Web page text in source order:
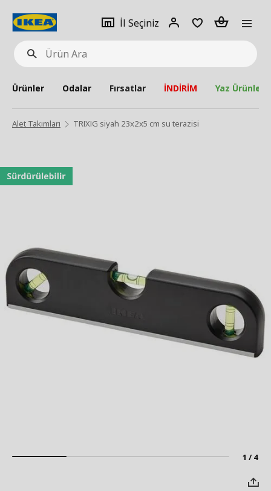
Ürün
Ara
İl Seçiniz
Giriş
Adet
Ürünler Odalar Fırsatlar İNDİRİM Yaz Ürünleri
Alet Takımları TRIXIG siyah 23x2x5 cm su terazisi
1 / 4